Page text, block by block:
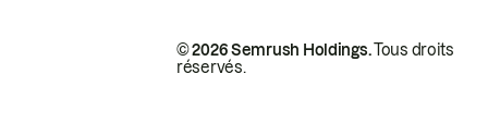
© 2026 Semrush Holdings.Tous droits
réservés.